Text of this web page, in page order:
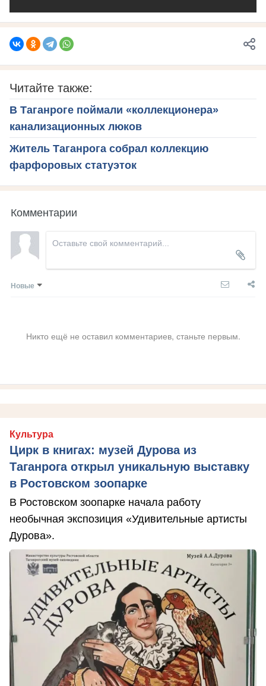
Читайте также:
В Таганроге поймали «коллекционера»
канализационных люков
Житель Таганрога собрал коллекцию
фарфоровых статуэток
Комментарии
Новые
Никто ещё не оставил комментариев, станьте первым.
Культура
Цирк в книгах: музей Дурова из
Таганрога открыл уникальную выставку
в Ростовском зоопарке
В Ростовском зоопарке начала работу
необычная экспозиция «Удивительные артисты
Дурова».